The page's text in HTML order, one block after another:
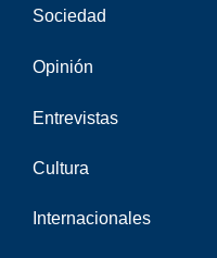
Sociedad
Opinión
Entrevistas
Cultura
Internacionales